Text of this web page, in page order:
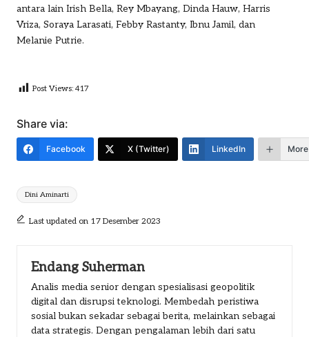
antara lain Irish Bella, Rey Mbayang, Dinda Hauw, Harris
Vriza, Soraya Larasati, Febby Rastanty, Ibnu Jamil, dan
Melanie Putrie.
Post Views: 417
Share via:
Facebook X (Twitter) LinkedIn More
Tags:
Dini Aminarti
Last updated on 17 Desember 2023
Endang Suherman
Analis media senior dengan spesialisasi geopolitik
digital dan disrupsi teknologi. Membedah peristiwa
sosial bukan sekadar sebagai berita, melainkan sebagai
data strategis. Dengan pengalaman lebih dari satu